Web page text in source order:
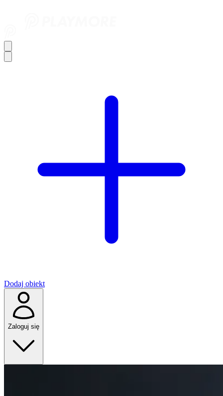
Dodaj obiekt
Zaloguj się